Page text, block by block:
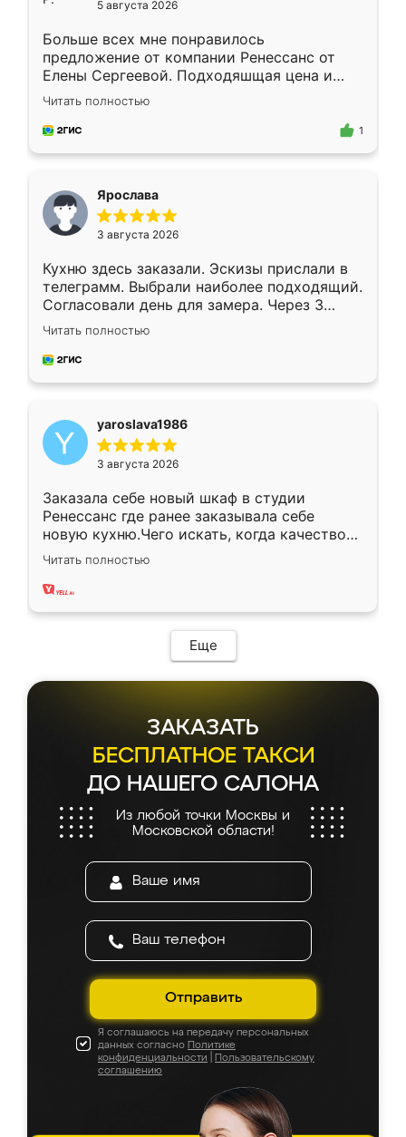
5 августа 2026
Больше всех мне понравилось
предложение от компании Ренессанс от
Елены Сергеевой. Подходяшщая цена и
короткие сроки изготовления. Приехавший
для замера сотрудник Владислав
предложил по моему эскизу самый
Читать полностью
1
Ярослава
3 августа 2026
Кухню здесь заказали. Эскизы прислали в
телеграмм. Выбрали наиболее подходящий.
Согласовали день для замера. Через 3
недели кухня была уже готова. Остались
довольны работой. Спасибо Ренессанс
мебель за качественную работу!
Читать полностью
yaroslava1986
3 августа 2026
Заказала себе новый шкаф в студии
Ренессанс где ранее заказывала себе
новую кухню.Чего искать, когда качеством
вполне довольна. Служит кухня уже почти
два года, нареканий нет.
Читать полностью
Еще
ЗАКАЗАТЬ
БЕСПЛАТНОЕ ТАКСИ
ДО НАШЕГО САЛОНА
Из любой точки Москвы и
Московской области!
Отправить
Я соглашаюсь на передачу персональных
данных согласно Политике
конфиденциальности
Пользовательскому
соглашению